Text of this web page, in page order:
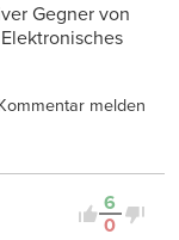
Gegner von
melden
6
0